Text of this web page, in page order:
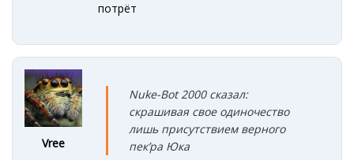
потрёт
Vree
Nuke-Bot 2000 сказал:
скрашивая свое одиночество
лишь присутствием верного
пек’ра Юка